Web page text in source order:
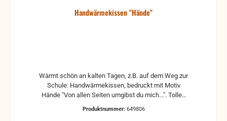
Handwärmekissen "Hände"
Wärmt schön an kalten Tagen, z.B. auf dem Weg zur
Schule: Handwärmekissen, bedruckt mit Motiv
Hände "Von allen Seiten umgibst du mich...". Tolles
Produktnummer: 649806